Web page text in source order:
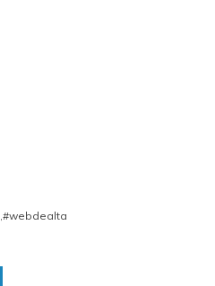
,#webdealta